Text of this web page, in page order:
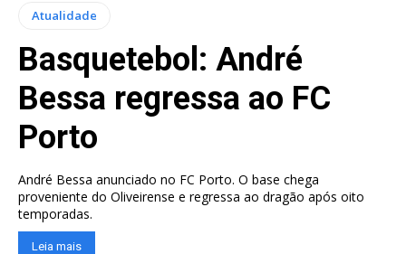
Atualidade
Basquetebol: André
Bessa regressa ao FC
Porto
André Bessa anunciado no FC Porto. O base chega
proveniente do Oliveirense e regressa ao dragão após oito
temporadas.
Leia mais